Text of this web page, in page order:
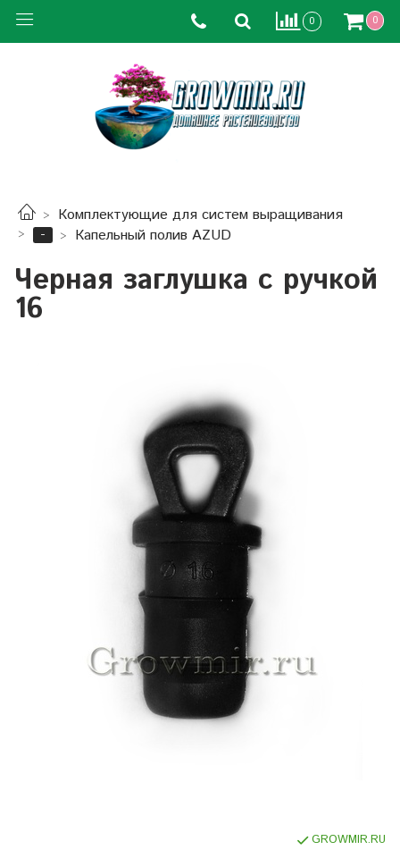
0 0
Комплектующие для систем выращивания
-
Капельный полив AZUD
Черная заглушка с ручкой
16
GROWMIR.RU